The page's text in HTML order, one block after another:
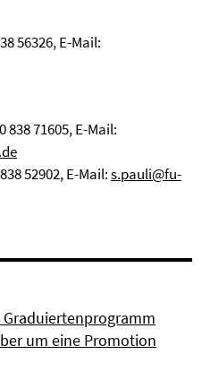
56326, E-Mail:
838 71605, E-Mail:
52902, E-Mail:s.pauli@fu-
um eine Promotion